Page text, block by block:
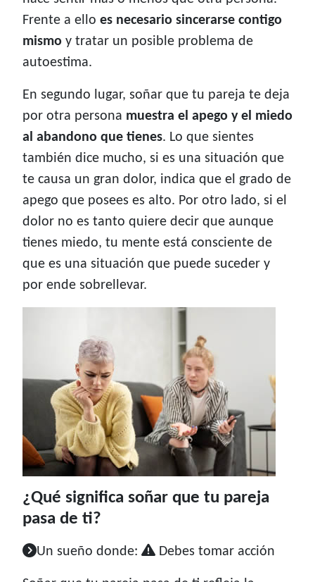
Frente a ello es necesario sincerarse contigo
mismo y tratar un posible problema de
autoestima.
En segundo lugar, soñar que tu pareja te deja
por otra persona muestra el apego y el miedo
al abandono que tienes. Lo que sientes
también dice mucho, si es una situación que
te causa un gran dolor, indica que el grado de
apego que posees es alto. Por otro lado, si el
dolor no es tanto quiere decir que aunque
tienes miedo, tu mente está consciente de
que es una situación que puede suceder y
por ende sobrellevar.
¿Qué significa soñar que tu pareja
pasa de ti?
Un sueño donde: Debes tomar acción